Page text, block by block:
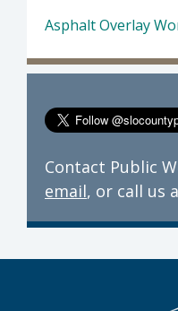
Asphalt Overlay
Contact Public
email, or call us